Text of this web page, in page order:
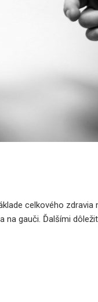
celkového
na gauči. Ďalšími